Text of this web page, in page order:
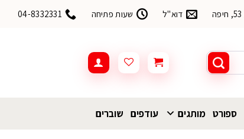
דוא"ל שעות פתיחה 04-8332331
ספורט מותגים עודפים שוברים